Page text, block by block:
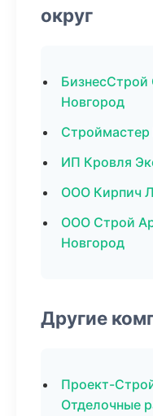
округ
Новгород
ИП Кровля
ООО Кирпич
ООО Строй
Новгород
Другие
Проект-
Отделочные